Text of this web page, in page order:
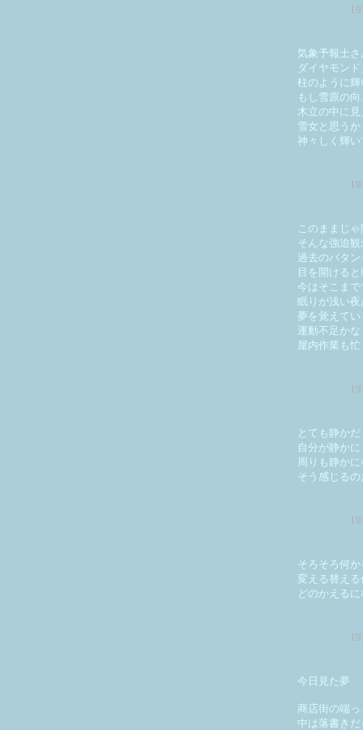
気象予報士
ダイヤモン
柱のように輝
もし雪原の
木立の中に見
雪女と思う
神々しく輝い
このままじ
そんな強迫観
過去のバタ
目を開ける
今はそこま
眠りが浅い夜
夢を覚えてい
運動不足かな
屋内作業も
とても静かだ
自分が静か
周りも静か
そう感じる
そろそろ何
変える替える
どのかえる
今日見た夢
商店街の端っ
中は落書きだ